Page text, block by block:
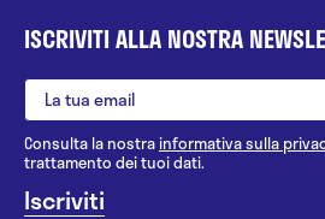
ISCRIVITI ALLA NOSTRA
Consulta la nostrainformativa sulla
trattamento dei tuoi dati.